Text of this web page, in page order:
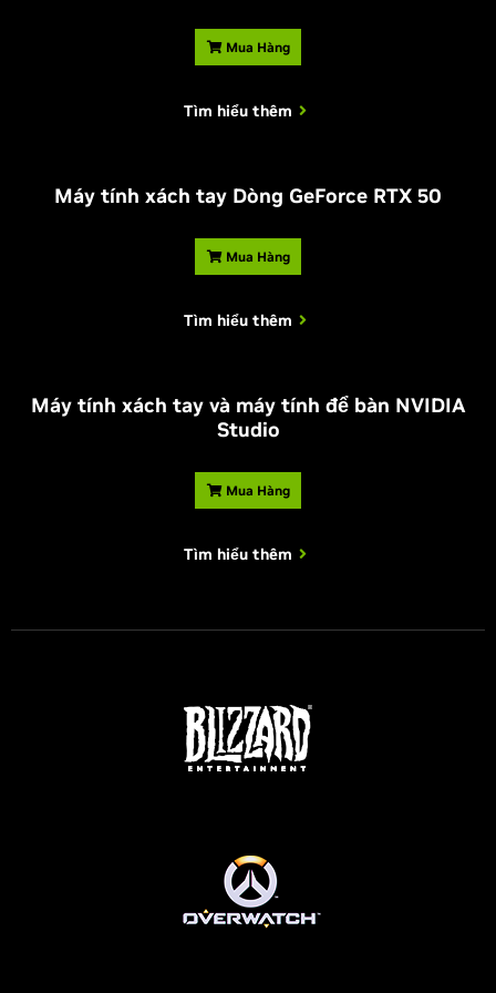
Mua Hàng
Tìm hiểu thêm
Máy tính xách tay Dòng GeForce RTX 50
Mua Hàng
Tìm hiểu thêm
Máy tính xách tay và máy tính để bàn NVIDIA
Studio
Mua Hàng
Tìm hiểu thêm